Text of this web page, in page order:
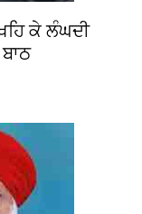
ਕੇ ਲੰਘਦੀ